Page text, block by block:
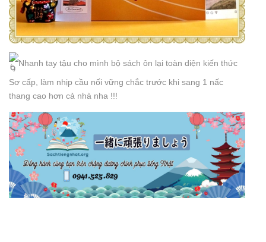
Nhanh tay tậu cho mình bộ sách ôn lại toàn diện kiến thức
Sơ cấp, làm nhịp cầu nối vững chắc trước khi sang 1 nấc
thang cao hơn cả nhà nha !!!